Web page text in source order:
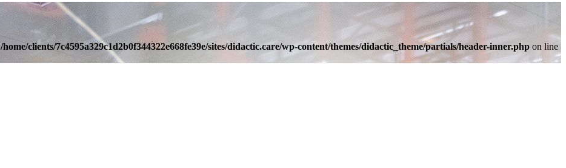
/home/clients/7c4595a329c1d2b0f344322e668fe39e/sites/didactic.care/wp-content/themes/didactic_theme/partials/header-inner.php on line